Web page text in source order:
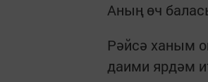
Аның өч
Рәйсә ханым
даими ярдәм